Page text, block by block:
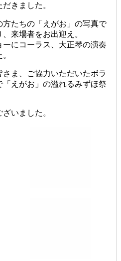
きました。
たちの「えがお」の写真で
来場者をお出迎え。
にコーラス、大正琴の演奏
ま、ご協力いただいたボラ
えがお」の溢れるみずほ祭
いました。